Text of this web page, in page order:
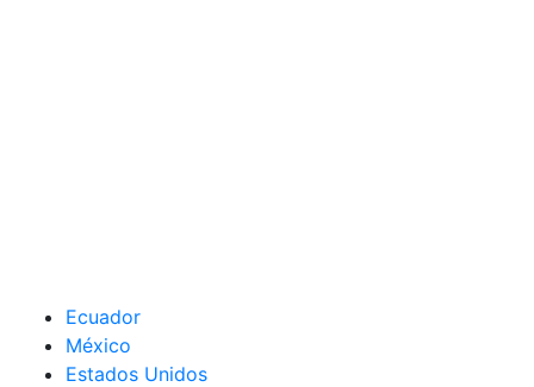
Ecuador
México
Estados Unidos